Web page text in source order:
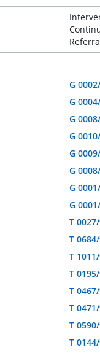
-
G
G
G
G
G
G
G
G
T
T
T
T
T
T
T
T